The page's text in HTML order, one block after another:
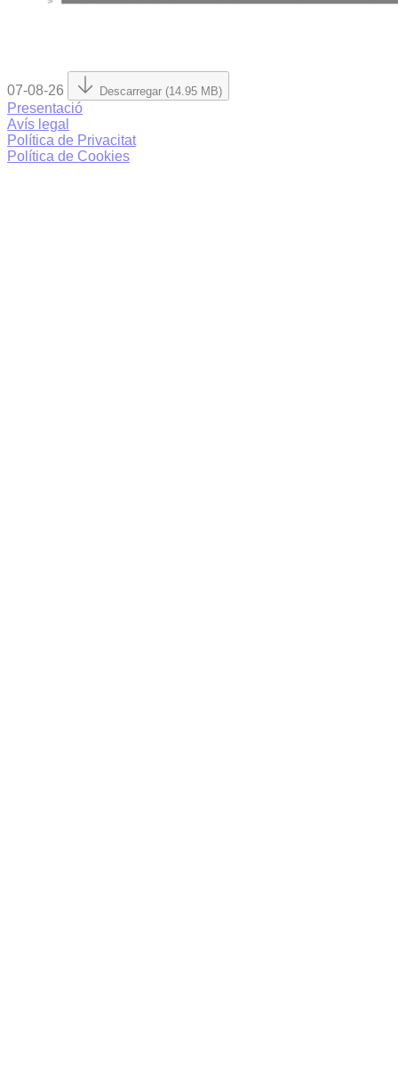
07-08-26 Descarregar (14.95 MB)
Presentació
Avís legal
Política de Privacitat
Política de Cookies